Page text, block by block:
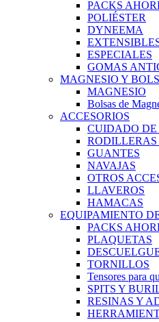
PACKS
POLIÉSTER
DYNEEMA
ESPECIALES
GOMAS
MAGNESIO Y
MAGNESIO
Bolsas de
ACCESORIOS
CUIDADO
RODILLERAS
GUANTES
NAVAJAS
OTROS
LLAVEROS
HAMACAS
EQUIPAMIENTO
PACKS
PLAQUETAS
TORNILLOS
Tensores para
SPITS Y
RESINAS Y